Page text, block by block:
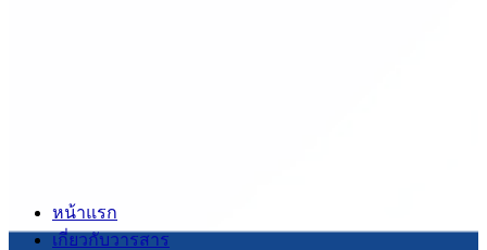
หน้าแรก
เกี่ยวกับวารสาร